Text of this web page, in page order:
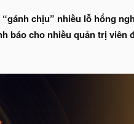
chịu” nhiều lỗ hổng
báo cho nhiều quản trị viên